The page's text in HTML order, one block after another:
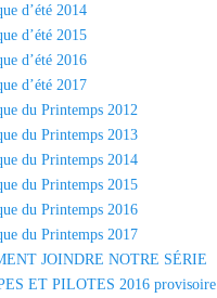
d’été 2014
d’été 2015
d’été 2016
d’été 2017
du Printemps 2012
du Printemps 2013
du Printemps 2014
du Printemps 2015
du Printemps 2016
du Printemps 2017
JOINDRE NOTRE SÉRIE
ET PILOTES 2016 provisoire